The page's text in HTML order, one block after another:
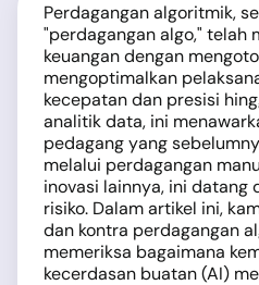
Perdagangan algoritmik,
"perdagangan algo," telah
keuangan dengan
mengoptimalkan
kecepatan dan presisi
analitik data, ini
pedagang yang
melalui perdagangan
inovasi lainnya, ini datang
risiko. Dalam artikel ini,
dan kontra perdagangan
memeriksa bagaimana
kecerdasan buatan (AI)